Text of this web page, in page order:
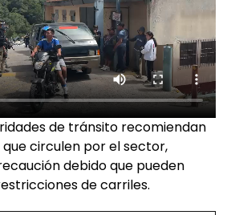
de tránsito recomiendan
circulen por el sector,
debido que pueden
de carriles.